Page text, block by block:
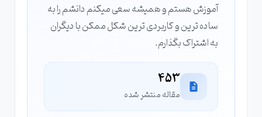
آموزش هستم و همیشه سعی میکنم دانشم را به
ساده‌ ترین و کاربردی‌ ترین شکل ممکن با دیگران
به اشتراک بگذارم.
453
مقاله منتشر شده